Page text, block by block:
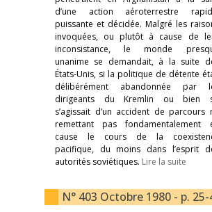
d’une action aéroterrestre
puissante et décidée. Malgré les
invoquées, ou plutôt à cause de
inconsistance, le monde
unanime se demandait, à la suite
États-Unis, si la politique de détente
délibérément abandonnée par
dirigeants du Kremlin ou bien
s’agissait d’un accident de parcours
remettant pas fondamentalement
cause le cours de la
pacifique, du moins dans l’esprit
autorités soviétiques. Lire la suite
N° 403 Octobre 1980 - p. 25-